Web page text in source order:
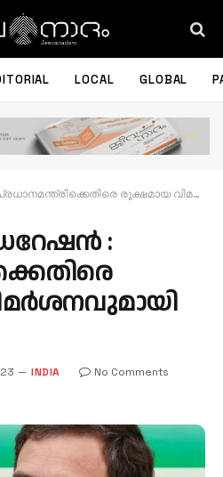
LOCAL GLOBAL
രൂക്ഷമായ വിമർശനവുമായി രാഹുല്‍
:
INDIA
No Comments